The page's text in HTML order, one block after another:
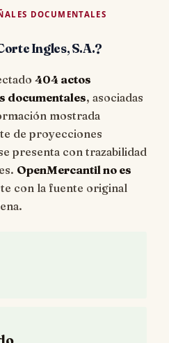
DOCUMENTALES
Ingles, S.A.?
404 actos
documentales, asociadas
mostrada
de proyecciones
presenta con trazabilidad
OpenMercantil no es
con la fuente original